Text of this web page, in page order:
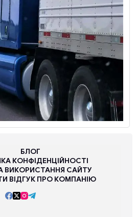
БЛОГ
КОНФІДЕНЦІЙНОСТІ
ВИКОРИСТАННЯ САЙТУ
ВІДГУК ПРО КОМПАНІЮ